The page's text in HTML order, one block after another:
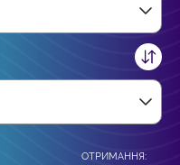
ОТРИМАННЯ: